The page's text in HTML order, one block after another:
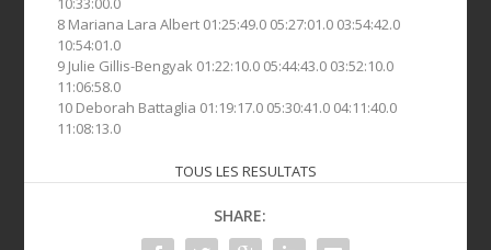
8 Mariana Lara Albert 01:25:49.0 05:27:01.0 03:54:42.0
10:54:01.0
9 Julie Gillis-Bengyak 01:22:10.0 05:44:43.0 03:52:10.0
11:06:58.0
10 Deborah Battaglia 01:19:17.0 05:30:41.0 04:11:40.0
11:08:13.0
TOUS LES RESULTATS
SHARE: